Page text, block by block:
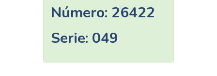
Número: 26422
Serie: 049